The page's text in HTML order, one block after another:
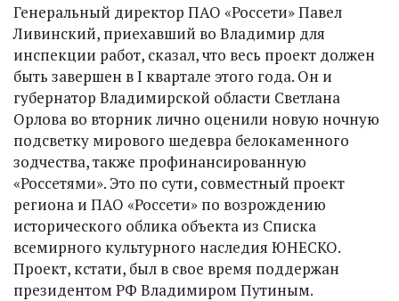
Генеральный директор ПАО «Россети» Павел
Ливинский, приехавший во Владимир для
инспекции работ, сказал, что весь проект должен
быть завершен в I квартале этого года. Он и
губернатор Владимирской области Светлана
Орлова во вторник лично оценили новую ночную
подсветку мирового шедевра белокаменного
зодчества, также профинансированную
«Россетями». Это по сути, совместный проект
региона и ПАО «Россети» по возрождению
исторического облика объекта из Списка
всемирного культурного наследия ЮНЕСКО.
Проект, кстати, был в свое время поддержан
президентом РФ Владимиром Путиным.